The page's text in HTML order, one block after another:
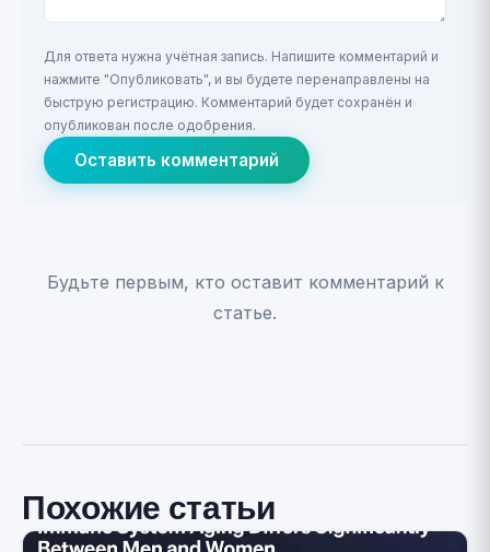
Для ответа нужна учётная запись. Напишите комментарий и
нажмите "Опубликовать", и вы будете перенаправлены на
быструю регистрацию. Комментарий будет сохранён и
опубликован после одобрения.
Оставить комментарий
Будьте первым, кто оставит комментарий к
статье.
Похожие статьи